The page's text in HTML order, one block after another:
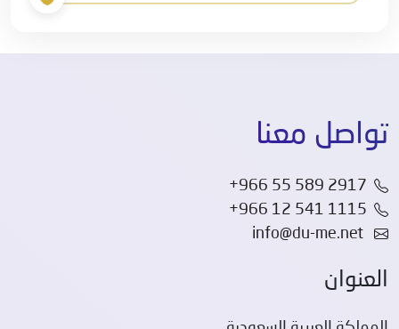
تواصل معنا
+966 55 589 2917
+966 12 541 1115
العنوان